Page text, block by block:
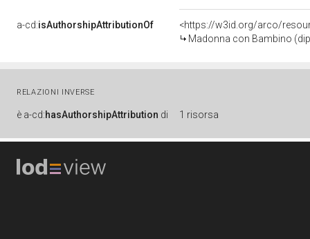
a-cd:isAuthorshipAttributionOf
<https://w3id.org/arco/
Madonna con Bambino
RELAZIONI INVERSE
è a-cd:hasAuthorshipAttribution di 1 risorsa